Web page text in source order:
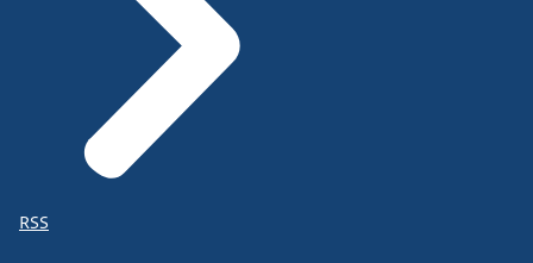
RSS